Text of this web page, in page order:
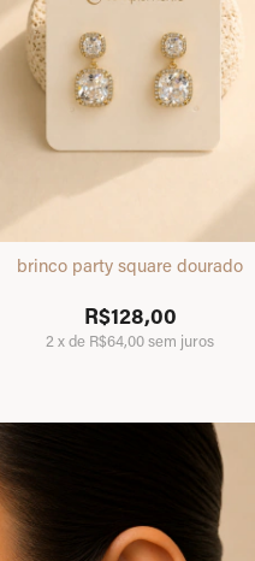
brinco party square dourado
R$128,00
2xde R$64,00sem juros